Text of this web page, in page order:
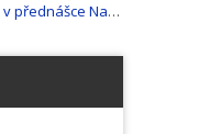
Nadi Fukové